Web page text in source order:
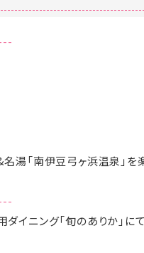
「南伊豆弓ヶ浜温泉」を
ニング「旬のありか」にて